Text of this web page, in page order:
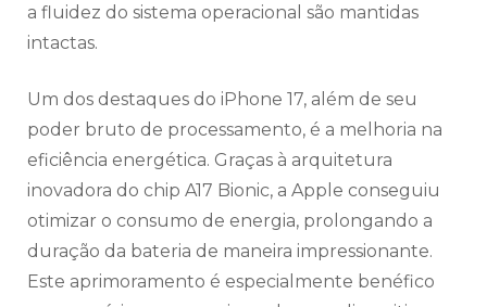
a fluidez do sistema operacional são mantidas
intactas.
Um dos destaques do iPhone 17, além de seu
poder bruto de processamento, é a melhoria na
eficiência energética. Graças à arquitetura
inovadora do chip A17 Bionic, a Apple conseguiu
otimizar o consumo de energia, prolongando a
duração da bateria de maneira impressionante.
Este aprimoramento é especialmente benéfico